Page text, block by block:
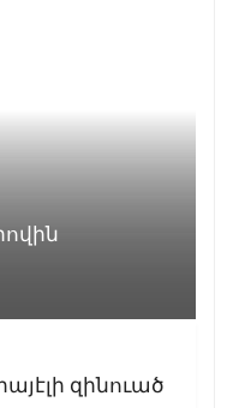
զինուած